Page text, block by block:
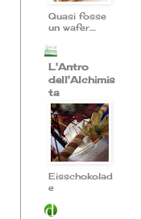
Quasi fosse
un wafer....
L'Antro
dell'Alchimis
ta
Eisschokolad
e